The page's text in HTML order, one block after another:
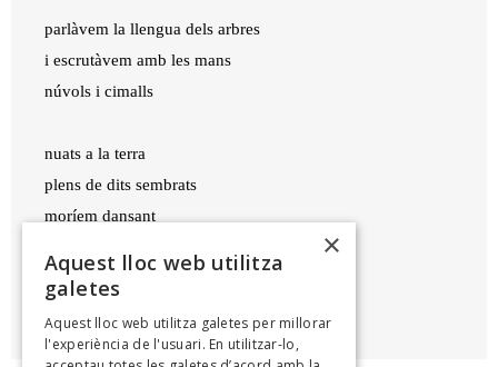
parlàvem la llengua dels arbres
i escrutàvem amb les mans
núvols i cimalls
nuats a la terra
plens de dits sembrats
moríem dansant
Boscana, 2018
×
Aquest lloc web utilitza
galetes
Aquest lloc web utilitza galetes per millorar
l'experiència de l'usuari. En utilitzar-lo,